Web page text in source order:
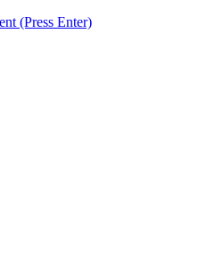
(Press Enter)